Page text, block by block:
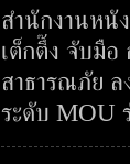
สำนักงานหนั
เต็กตึ๊ง จับมือ
สาธารณภัย ล
ระดับ MOU